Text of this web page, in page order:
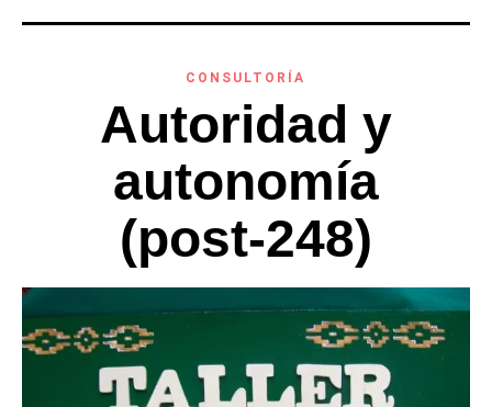
CONSULTORÍA
Autoridad y
autonomía
(post-248)